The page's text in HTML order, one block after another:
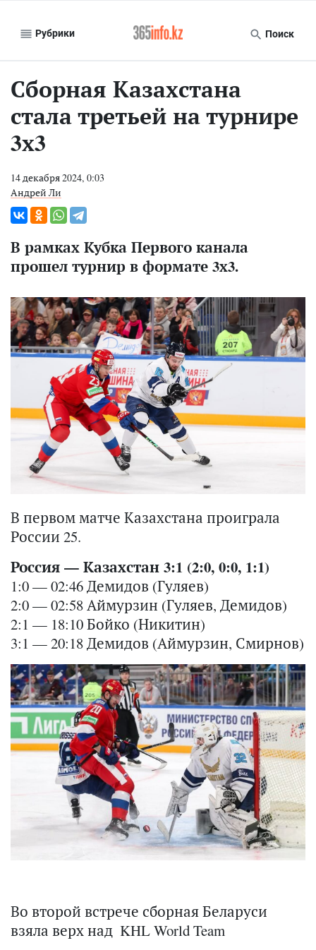
Рубрики Поиск
Сборная Казахстана
стала третьей на турнире
3х3
14 декабря 2024, 0:03
Андрей Ли
В рамках Кубка Первого канала
прошел турнир в формате 3х3.
В первом матче Казахстана проиграла
России 25.
Россия — Казахстан 3:1 (2:0, 0:0, 1:1)
1:0 — 02:46 Демидов (Гуляев)
2:0 — 02:58 Аймурзин (Гуляев, Демидов)
2:1 — 18:10 Бойко (Никитин)
3:1 — 20:18 Демидов (Аймурзин, Смирнов)
Во второй встрече сборная Беларуси
взяла верх над KHL World Team